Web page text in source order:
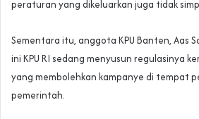
peraturan yang dikeluarkan juga tidak
Sementara itu, anggota KPU Banten, Aas
ini KPU RI sedang menyusun regulasinya
yang membolehkan kampanye di tempat
pemerintah.